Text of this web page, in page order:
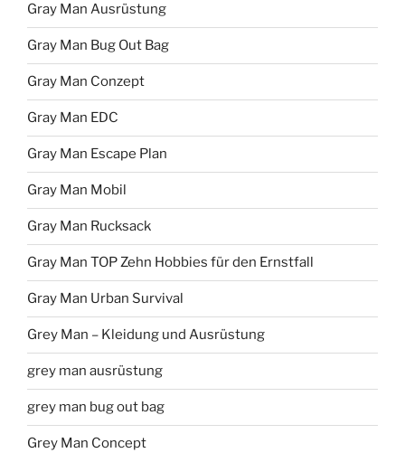
Gray Man Ausrüstung
Gray Man Bug Out Bag
Gray Man Conzept
Gray Man EDC
Gray Man Escape Plan
Gray Man Mobil
Gray Man Rucksack
Gray Man TOP Zehn Hobbies für den Ernstfall
Gray Man Urban Survival
Grey Man – Kleidung und Ausrüstung
grey man ausrüstung
grey man bug out bag
Grey Man Concept